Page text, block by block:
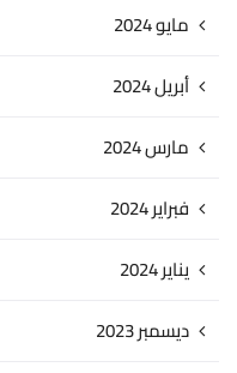
مايو 2024
أبريل 2024
مارس 2024
فبراير 2024
يناير 2024
ديسمبر 2023